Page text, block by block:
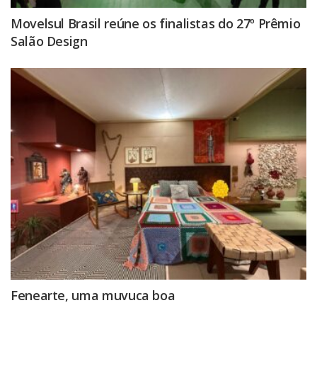
Movelsul Brasil reúne os finalistas do 27º Prêmio
Salão Design
Fenearte, uma muvuca boa